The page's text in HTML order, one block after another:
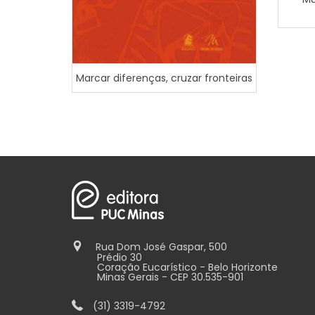
Marcar diferenças, cruzar fronteiras
Rua Dom José Gaspar, 500
Prédio 30
Coração Eucarístico - Belo Horizonte
Minas Gerais - CEP 30.535-901
(31) 3319-4792